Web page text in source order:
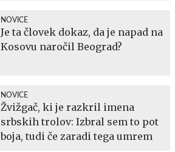
NOVICE
Je ta človek dokaz, da je napad na
Kosovu naročil Beograd?
NOVICE
Žvižgač, ki je razkril imena
srbskih trolov: Izbral sem to pot
boja, tudi če zaradi tega umrem